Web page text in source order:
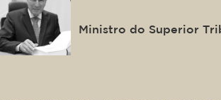
Ministro do Superior